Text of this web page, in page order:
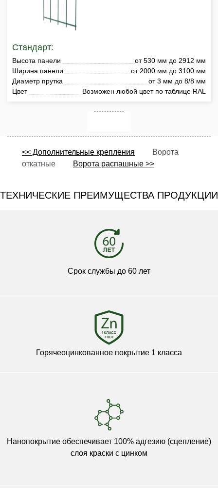
Стандарт:
Высота панели
от 530 мм до 2912 мм
Ширина панели
от 2000 мм до 3100 мм
Диаметр прутка
от 3 мм до 8/8 мм
Цвет
Возможен любой цвет по таблице RAL
<< Дополнительные крепления Ворота
откатные
Ворота распашные >>
ТЕХНИЧЕСКИЕ ПРЕИМУЩЕСТВА ПРОДУКЦИИ
Срок службы до 60 лет
Горячеоцинкованное покрытие 1 класса
Нанопокрытие обеспечивает 100% адгезию (сцепление)
слоя краски с цинком